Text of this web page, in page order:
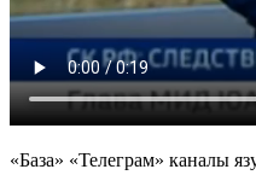
«База» «Телеграм» каналы